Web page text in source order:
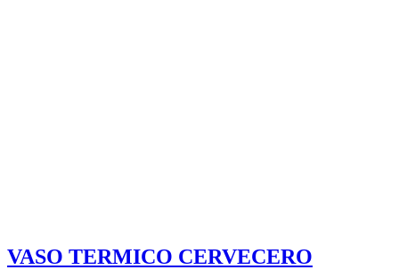
VASO TERMICO CERVECERO